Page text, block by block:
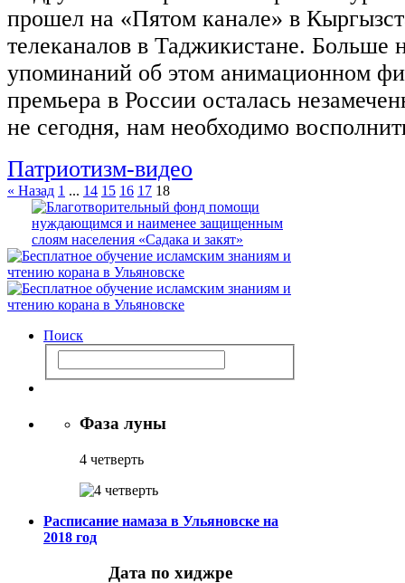
прошел на «Пятом канале» в
телеканалов в Таджикистане. Больше
упоминаний об этом анимационном
премьера в России осталась
не сегодня, нам необходимо
Патриотизм-видео
« Назад 1 ... 14 15 16 17 18
Поиск
Фаза луны
4 четверть
Расписание намаза в Ульяновске на
2018 год
Дата по хиджре